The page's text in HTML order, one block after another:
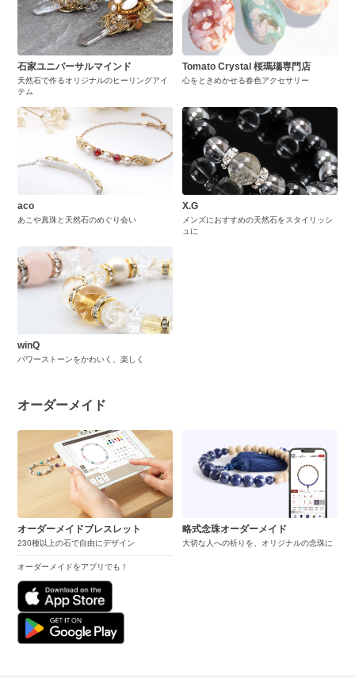
石家ユニバーサルマインド
天然石で作るオリジナルのヒーリングアイ
テム
Tomato Crystal 桜瑪瑙専門店
心をときめかせる春色アクセサリー
aco
あこや真珠と天然石のめぐり会い
X.G
メンズにおすすめの天然石をスタイリッシ
ュに
winQ
パワーストーンをかわいく、楽しく
オーダーメイド
オーダーメイドブレスレット
230種以上の石で自由にデザイン
オーダーメイドをアプリでも！
略式念珠オーダーメイド
大切な人への祈りを、オリジナルの念珠に